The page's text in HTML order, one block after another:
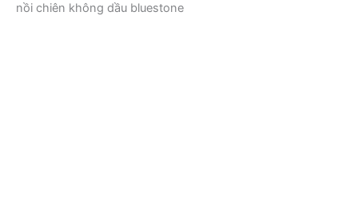
nồi chiên không dầu bluestone